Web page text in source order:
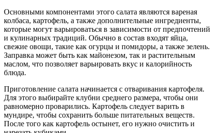
Основными компонентами этого салата являются вареная
колбаса, картофель, а также дополнительные ингредиенты,
которые могут варьироваться в зависимости от предпочтений
и кулинарных традиций. Обычно в состав входят яйца,
свежие овощи, такие как огурцы и помидоры, а также зелень.
Заправка может быть как майонезом, так и растительным
маслом, что позволяет варьировать вкус и калорийность
блюда.
Приготовление салата начинается с отваривания картофеля.
Для этого выбирайте клубни среднего размера, чтобы они
равномерно проварились. Картофель следует варить в
мундире, чтобы сохранить больше питательных веществ.
После того как картофель остынет, его нужно очистить и